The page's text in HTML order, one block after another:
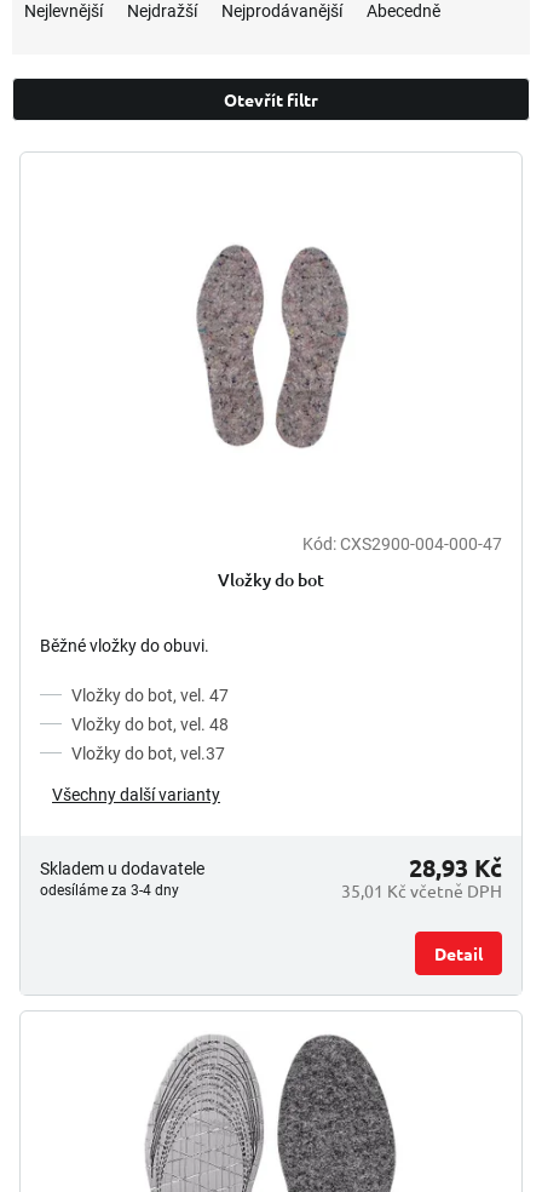
n
í
r
Nejlevnější Nejdražší Nejprodávanější Abecedně
Otevřít filtr
V
Kód:CXS2900-004-000-47
Vložky do bot
Běžné vložky do obuvi.
Vložky do bot, vel. 47
Vložky do bot, vel. 48
Vložky do bot, vel.37
Všechny další varianty
Skladem u dodavatele
odesíláme za 3-4 dny 35,01 Kč včetně DPH
28,93 Kč
Detail